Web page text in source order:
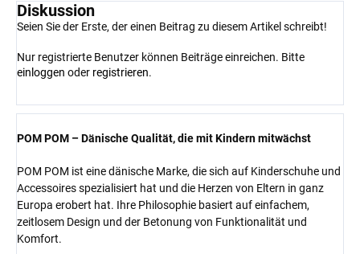
Diskussion
Seien Sie der Erste, der einen Beitrag zu diesem Artikel schreibt!
Nur registrierte Benutzer können Beiträge einreichen. Bitte
einloggen oder registrieren.
POM POM – Dänische Qualität, die mit Kindern mitwächst
POM POM ist eine dänische Marke, die sich auf Kinderschuhe und
Accessoires spezialisiert hat und die Herzen von Eltern in ganz
Europa erobert hat. Ihre Philosophie basiert auf einfachem,
zeitlosem Design und der Betonung von Funktionalität und
Komfort.